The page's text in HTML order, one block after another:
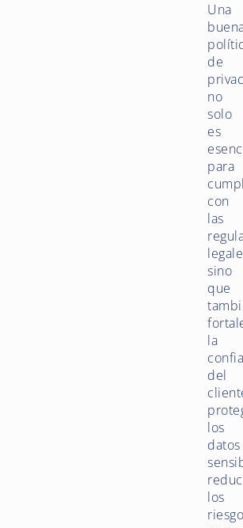
Una
de
no
solo
es
para
con
las
sino
que
la
del
los
datos
los